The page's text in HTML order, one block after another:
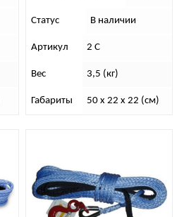
Статус В наличии
Артикул 2 С
Вес 3,5 (кг)
Габариты 50 x 22 x 22 (см)